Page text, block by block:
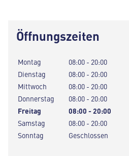
Öffnungszeiten
Montag
08:00 - 20:00
Dienstag
08:00 - 20:00
Mittwoch
08:00 - 20:00
Donnerstag
08:00 - 20:00
Freitag
08:00 - 20:00
Samstag
08:00 - 20:00
Sonntag
Geschlossen